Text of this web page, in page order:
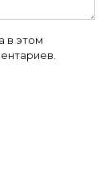
в этом